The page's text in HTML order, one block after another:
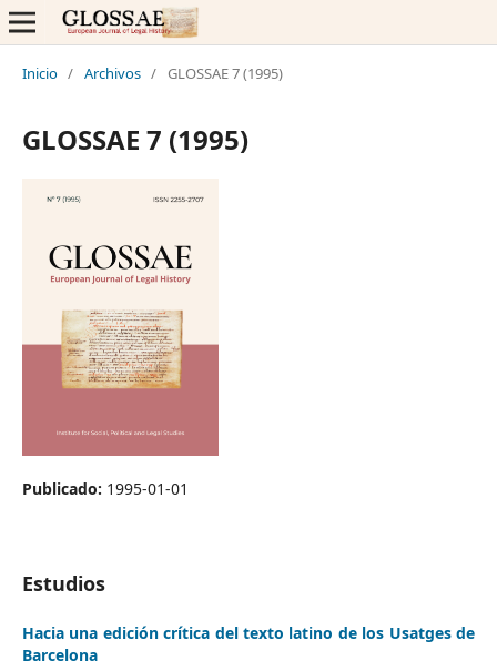
Inicio / Archivos / GLOSSAE 7 (1995)
GLOSSAE 7 (1995)
Publicado: 1995-01-01
Estudios
Hacia una edición crítica del texto latino de los Usatges de
Barcelona